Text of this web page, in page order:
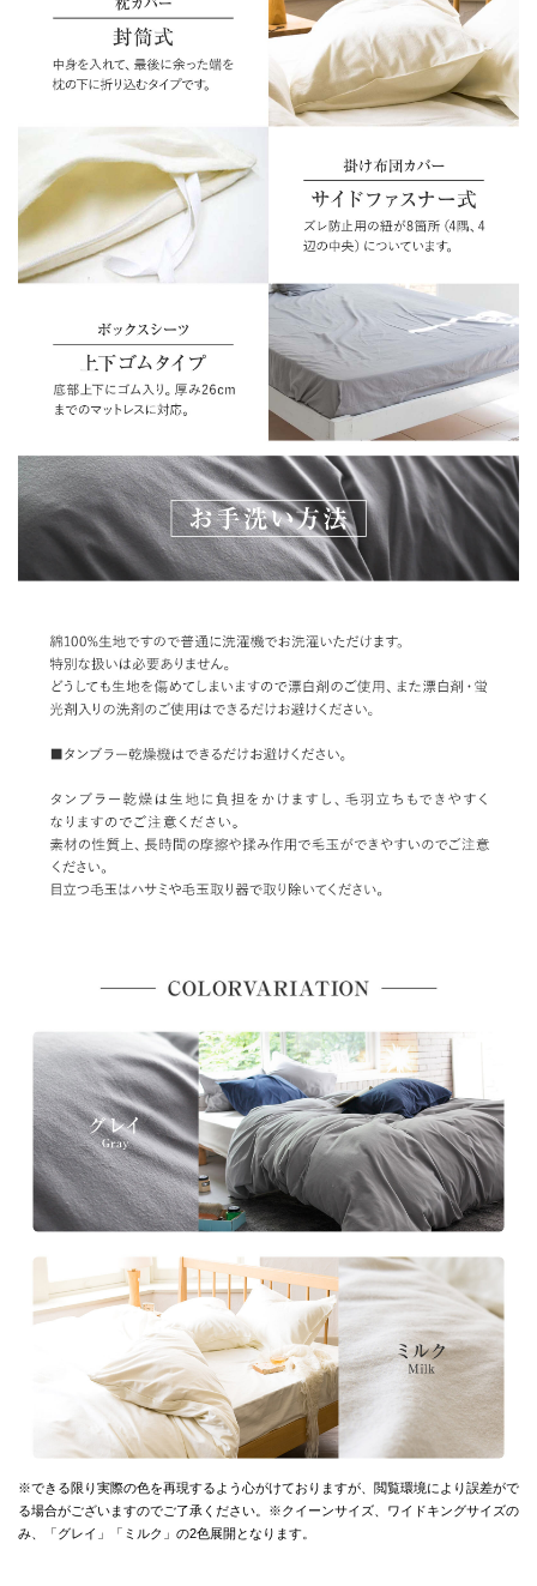
※できる限り実際の色を再現するよう心がけておりますが、 閲覧環境により誤差がで
る場合がございますのでご了承ください。 ※クイーンサイズ、ワイドキングサイズの
み、「グレイ」「ミルク」の2色展開となります。